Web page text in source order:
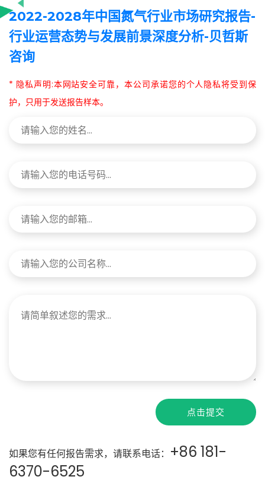
2022-2028年中国氮气行业市场研究报告-
行业运营态势与发展前景深度分析-贝哲斯
咨询
* 隐私声明:本网站安全可靠，本公司承诺您的个人隐私将受到保
护，只用于发送报告样本。
点击提交
如果您有任何报告需求，请联系电话： +86 181-
6370-6525